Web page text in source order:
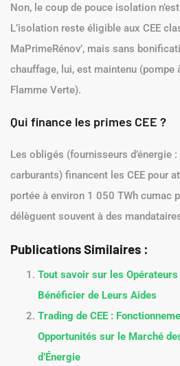
Non, le coup de pouce isolation
L’isolation reste éligible aux CEE
MaPrimeRénov’, mais sans
chauffage, lui, est maintenu (pompe
Flamme Verte).
Qui finance les primes CEE ?
Les obligés (fournisseurs d’énergie
carburants) financent les CEE pour
portée à environ 1 050 TWh cumac
délèguent souvent à des
Publications Similaires :
Tout savoir sur les Opérateurs
Bénéficier de Leurs Aides
Trading de CEE :
Opportunités sur le Marché
d’Énergie